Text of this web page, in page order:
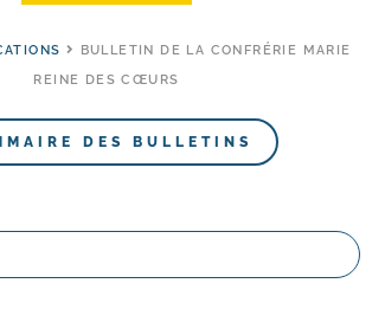
BULLETIN DE LA CONFRÉRIE MARIE
REINE DES CŒURS
DES BULLETINS